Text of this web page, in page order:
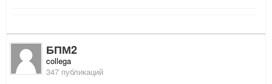
БПМ2
collega
347 публикаций